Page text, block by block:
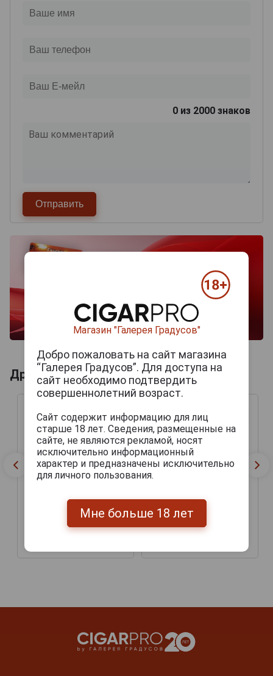
0 из 2000 знаков
Другие продукты бренда CONNOISSEUR
Cherry Aroma Tin 20
Vanilla Aroma Tin 20
Магазин "Галерея Градусов"
Добро пожаловать на сайт магазина
“Галерея Градусов”. Для доступа на
сайт необходимо подтвердить
совершеннолетний возраст.
Сайт содержит информацию для лиц
старше 18 лет. Сведения, размещенные на
сайте, не являются рекламой, носят
исключительно информационный
характер и предназначены исключительно
для личного пользования.
Мне больше 18 лет